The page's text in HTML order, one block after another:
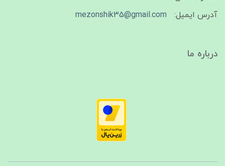
آدرس ایمیل:
mezonshik35@gmail.com
درباره ما